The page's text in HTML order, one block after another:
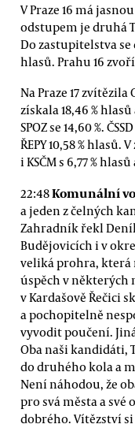
V Praze 16 má
odstupem je druhá
Do zastupitelstva se
hlasů. Prahu 16
Na Praze 17 zvítězila
získala 18,46 %
SPOZ se 14,60 %.
ŘEPY 10,58 %
i KSČM s 6,77 %
22:48Komunální
a jeden z čelných
Zahradník řekl
Budějovicích i v
veliká prohra, která
úspěch v některých
v Kardašově Řečici
a pochopitelně
vyvodit poučení.
Oba naši kandidáti,
do druhého kola a
Není náhodou, že
pro svá města a
dobrého. Vítězství